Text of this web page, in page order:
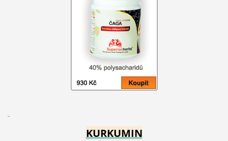
KURKUMIN